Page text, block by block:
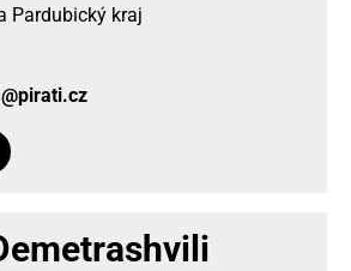
Pardubický kraj